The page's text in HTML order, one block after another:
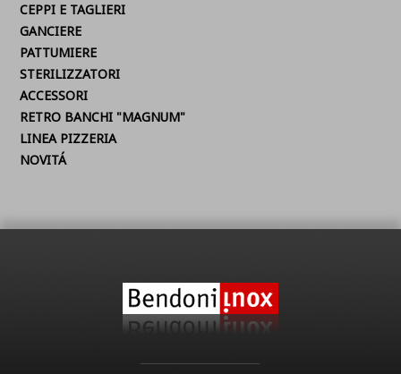
CEPPI E TAGLIERI
GANCIERE
PATTUMIERE
STERILIZZATORI
ACCESSORI
RETRO BANCHI "MAGNUM"
LINEA PIZZERIA
NOVITÁ